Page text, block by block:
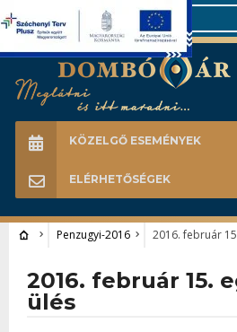
Search
KÖZELGŐ ESEMÉNYEK
ELÉRHETŐSÉGEK
Penzugyi-2016 2016. február
2016. február 15.
ülés